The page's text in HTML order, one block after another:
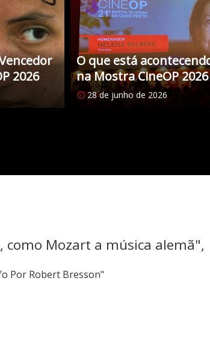
2026
O que está
na Mostra CineOP 2026
28 de junho de 2026
como Mozart a música alemã",
Por Robert Bresson"